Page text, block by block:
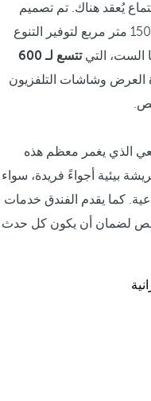
يُعقد هناك. تم تصميم
مساحة الفعاليات التي تبلغ مساحتها 1500 متر مربع لتوفير التنوع
الست، التي
تتسع لـ 600
العرض وشاشات التلفزيون
الذي يغمر معظم هذه
بيئية أجواءً فريدة، سواء
كما يقدم الفندق خدمات
لضمان أن يكون كل حدث